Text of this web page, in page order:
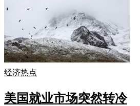
经济热点
美国就业市场突然转冷